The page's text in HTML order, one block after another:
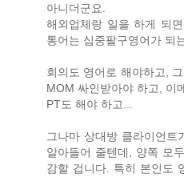
아니더군요.
해외업체랑 일을 하게 되
통어는 십중팔구영어가 되
회의도 영어로 해야하고,
MOM 싸인받아야 하고, 이
PT도 해야 하고...
그나마 상대방 클라이언트
알아들어 줄텐데, 양쪽 모
감할 겁니다. 특히 본인도